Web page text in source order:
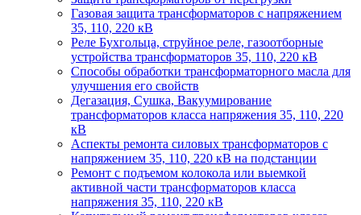
Газовая защита трансформаторов с напряжением
35, 110, 220 кВ
Реле Бухгольца, струйное реле, газоотборные
устройства трансформаторов 35, 110, 220 кВ
Способы обработки трансформаторного масла для
улучшения его свойств
Дегазация, Сушка, Вакуумирование
трансформаторов класса напряжения 35, 110, 220
кВ
Аспекты ремонта силовых трансформаторов с
напряжением 35, 110, 220 кВ на подстанции
Ремонт с подъемом колокола или выемкой
активной части трансформаторов класса
напряжения 35, 110, 220 кВ